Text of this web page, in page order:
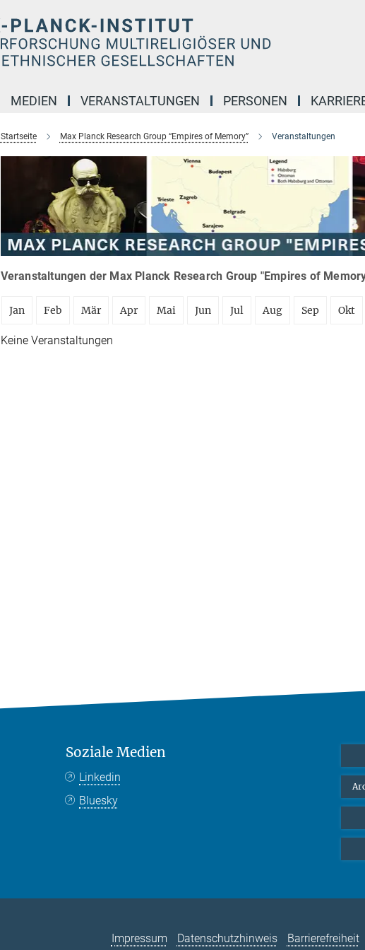
MEDIEN VERANSTALTUNGEN PERSONEN
Startseite Max Planck Research Group “Empires of Memory” Veranstaltungen
Veranstaltungen der Max Planck Research Group "Empires of
Jan Feb Mär Apr Mai Jun Jul Aug Sep Okt
Keine Veranstaltungen
Soziale Medien
Linkedin
Bluesky
Impressum Datenschutzhinweis Barrierefreiheit